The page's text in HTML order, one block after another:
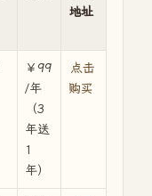
地址
￥99
/年
（3
年送
1
年）
点击
购买